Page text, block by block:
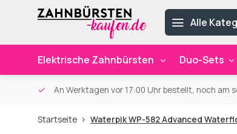
Alle
Elektrische Zahnbürsten Duo-Sets
An Werktagen vor 17:00 Uhr bestellt, noch am
Startseite Waterpik WP-582 Advanced